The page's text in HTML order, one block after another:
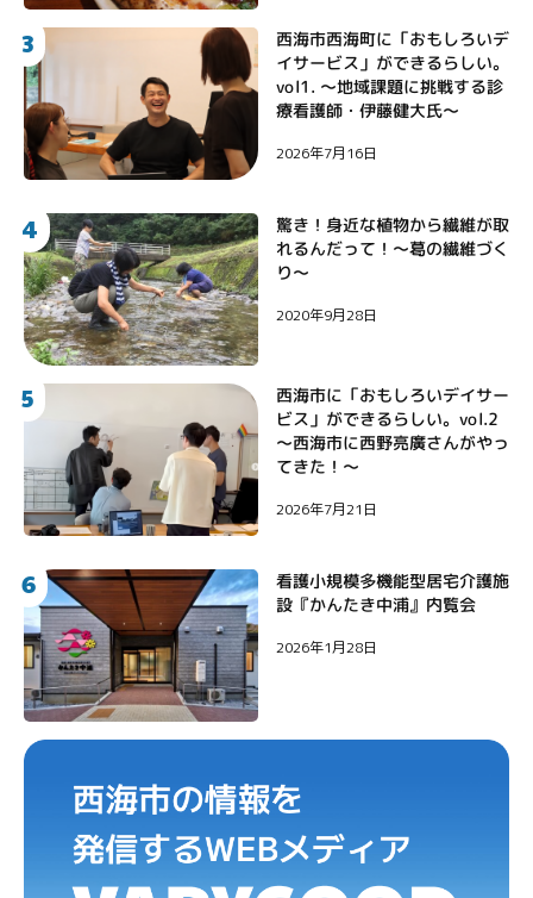
3
西海市西海町に「おもしろいデ
イサービス」ができるらしい。
vol1. 〜地域課題に挑戦する診
療看護師・伊藤健大氏〜
2026年7月16日
4
驚き！身近な植物から繊維が取
れるんだって！〜葛の繊維づく
り〜
2020年9月28日
5 西海市に「おもしろいデイサー
ビス」ができるらしい。vol.2
〜西海市に西野亮廣さんがやっ
てきた！〜
2026年7月21日
6 看護小規模多機能型居宅介護施
設『かんたき中浦』内覧会
2026年1月28日